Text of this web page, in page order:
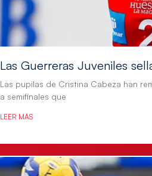
Las Guerreras Juveniles
Las pupilas de Cristina Cabeza han
a semifinales que
LEER MÁS